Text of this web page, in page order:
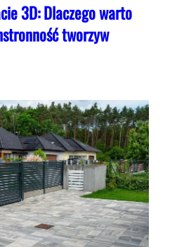
3D: Dlaczego warto
tworzyw